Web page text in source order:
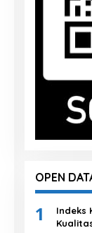
OPEN
1
Indeks